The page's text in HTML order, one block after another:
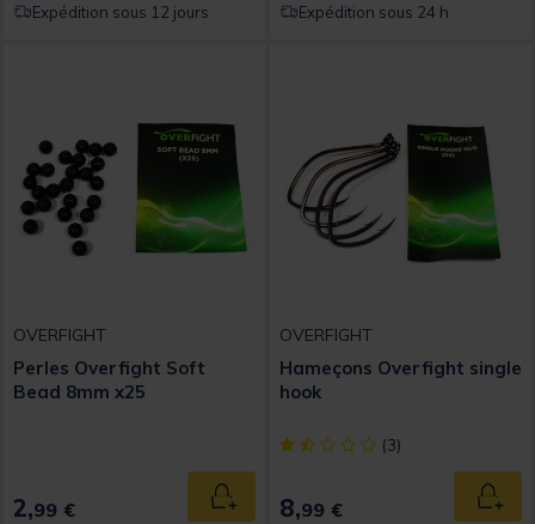
Expédition sous 12 jours Expédition sous 24 h
OVERFIGHT
Perles Overfight Soft
Bead 8mm x25
2,99 € Ajouter au panier
OVERFIGHT
Hameçons Overfight single
hook
[object Object] out of 5
(3)
8,99 €